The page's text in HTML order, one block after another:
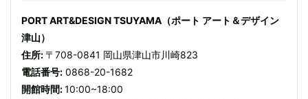
PORT ART&DESIGN TSUYAMA（ポート アート＆デザイン
津山）
住所: 〒708-0841 岡山県津山市川崎823
電話番号: 0868-20-1682
開館時間:10:00~18:00